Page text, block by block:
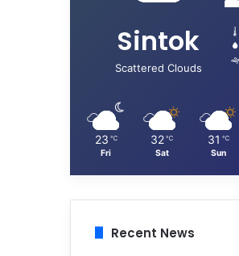
Sintok
Scattered Clouds
23 ℃
Fri
32 ℃
Sat
31 ℃
Sun
Recent News